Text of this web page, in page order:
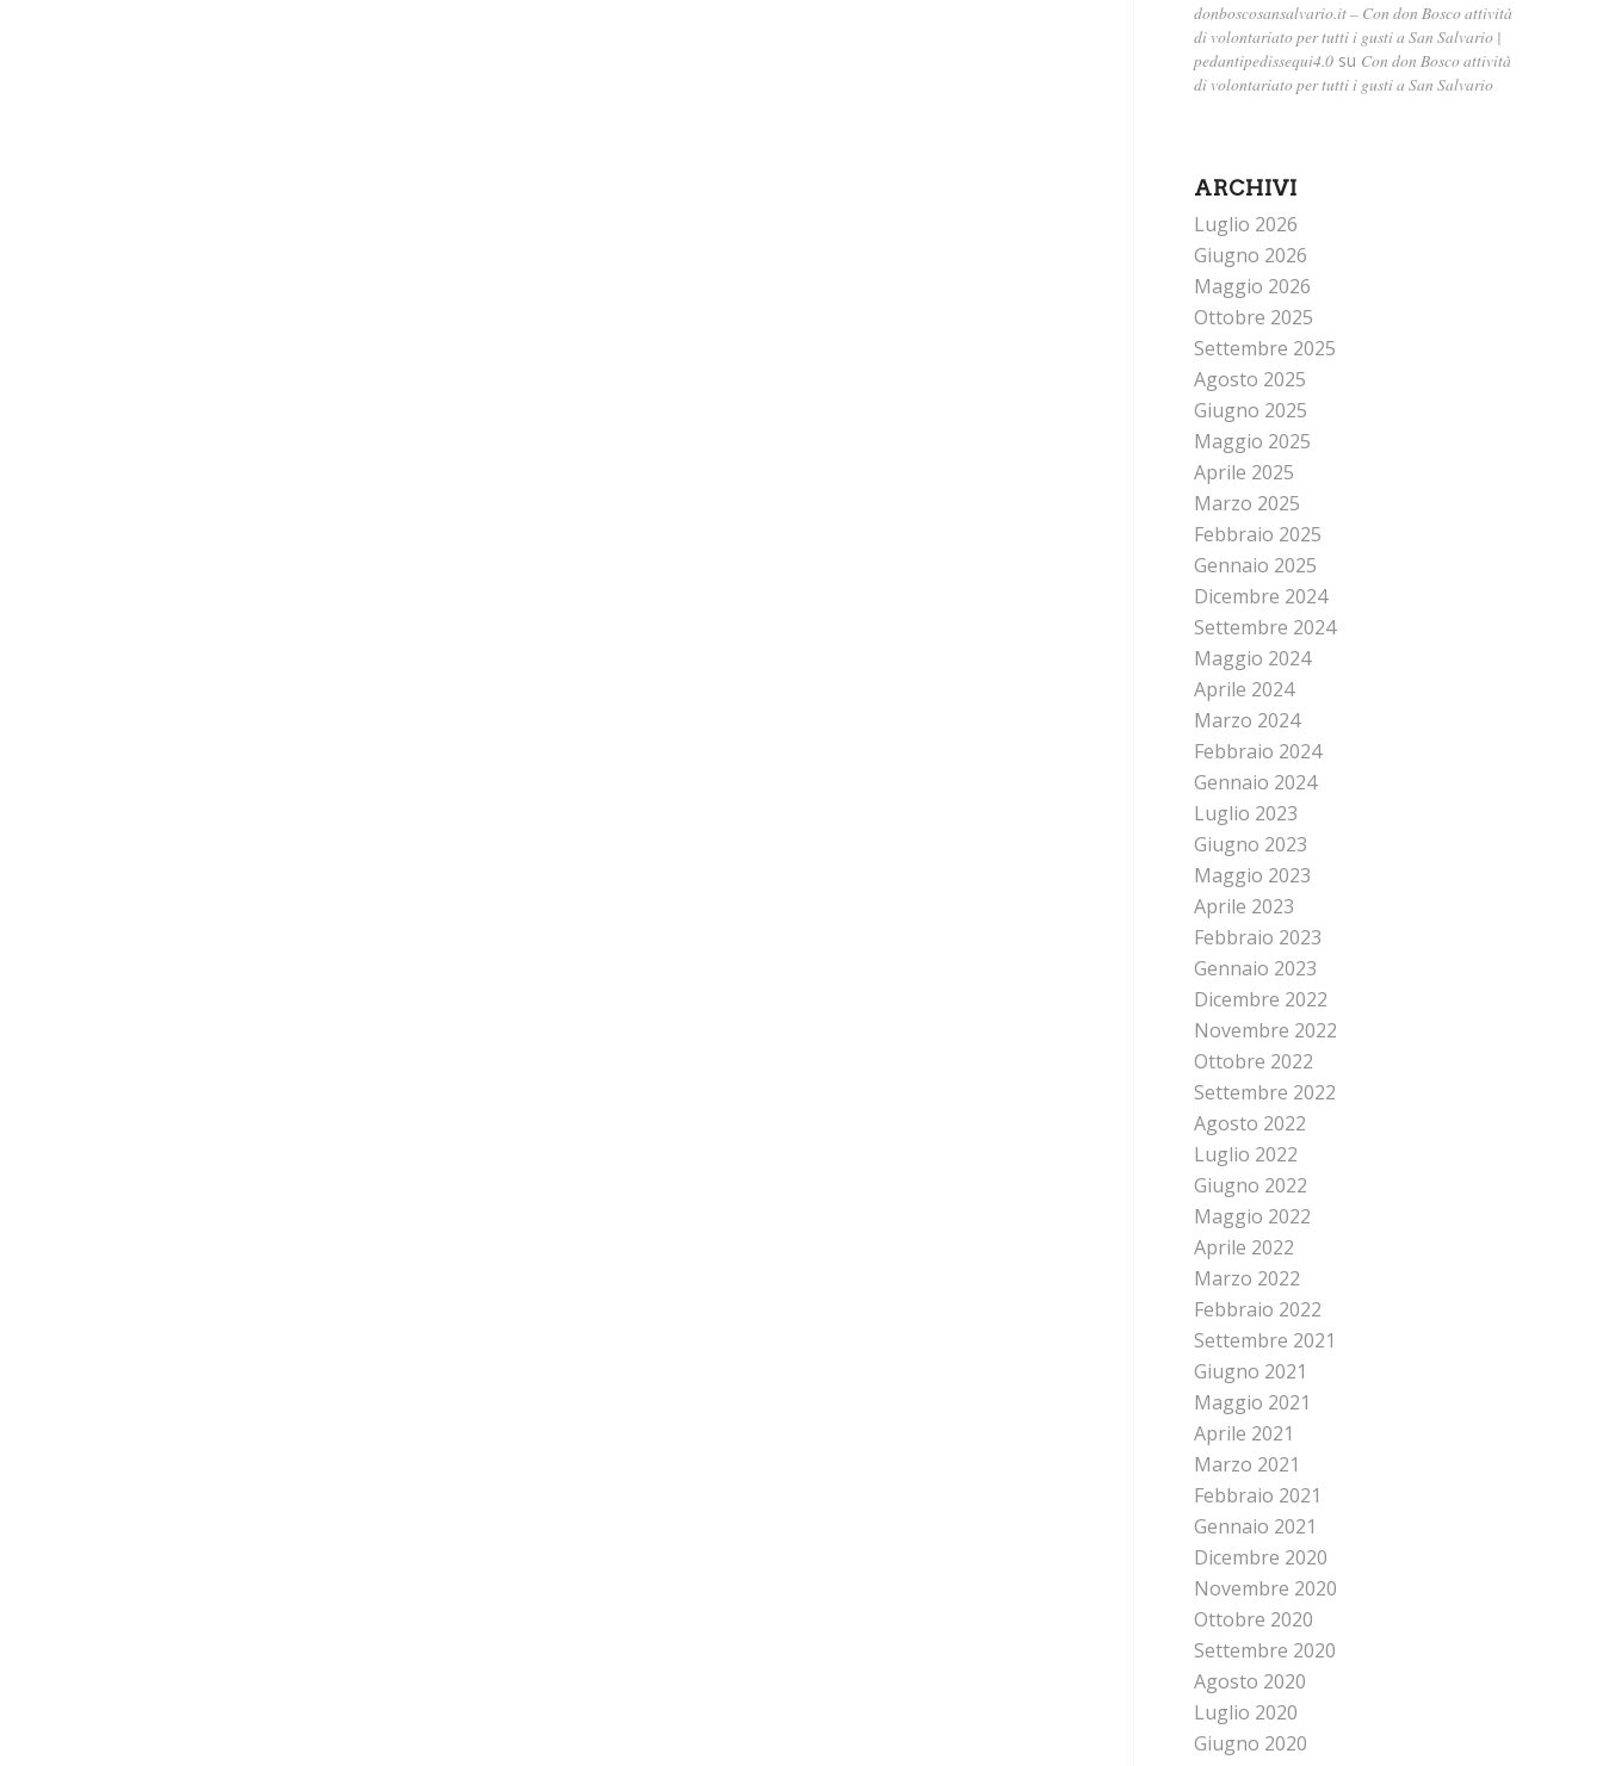
donboscosansalvario.it – Con don Bosco attività
di volontariato per tutti i gusti a San Salvario |
pedantipedissequi4.0 su Con don Bosco attività
di volontariato per tutti i gusti a San Salvario
ARCHIVI
Luglio 2026
Giugno 2026
Maggio 2026
Ottobre 2025
Settembre 2025
Agosto 2025
Giugno 2025
Maggio 2025
Aprile 2025
Marzo 2025
Febbraio 2025
Gennaio 2025
Dicembre 2024
Settembre 2024
Maggio 2024
Aprile 2024
Marzo 2024
Febbraio 2024
Gennaio 2024
Luglio 2023
Giugno 2023
Maggio 2023
Aprile 2023
Febbraio 2023
Gennaio 2023
Dicembre 2022
Novembre 2022
Ottobre 2022
Settembre 2022
Agosto 2022
Luglio 2022
Giugno 2022
Maggio 2022
Aprile 2022
Marzo 2022
Febbraio 2022
Settembre 2021
Giugno 2021
Maggio 2021
Aprile 2021
Marzo 2021
Febbraio 2021
Gennaio 2021
Dicembre 2020
Novembre 2020
Ottobre 2020
Settembre 2020
Agosto 2020
Luglio 2020
Giugno 2020